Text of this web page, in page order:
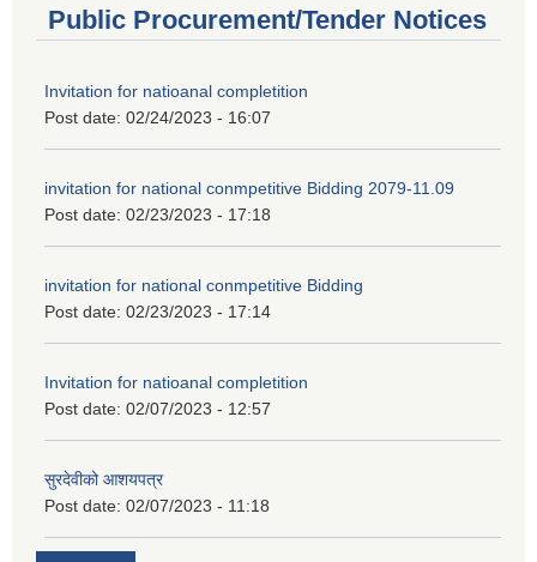
Public Procurement/Tender Notices
Invitation for natioanal completition
Post date: 02/24/2023 - 16:07
invitation for national conmpetitive Bidding 2079-11.09
Post date: 02/23/2023 - 17:18
invitation for national conmpetitive Bidding
Post date: 02/23/2023 - 17:14
Invitation for natioanal completition
Post date: 02/07/2023 - 12:57
सुरदेवीको आशयपत्र
Post date: 02/07/2023 - 11:18